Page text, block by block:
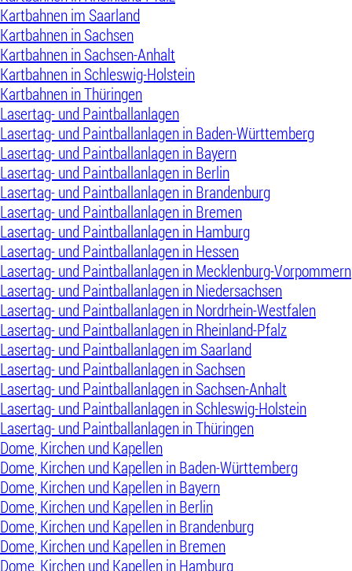
Kartbahnen im Saarland
Kartbahnen in Sachsen
Kartbahnen in Sachsen-Anhalt
Kartbahnen in Schleswig-Holstein
Kartbahnen in Thüringen
Lasertag- und Paintballanlagen
Lasertag- und Paintballanlagen in Baden-Württemberg
Lasertag- und Paintballanlagen in Bayern
Lasertag- und Paintballanlagen in Berlin
Lasertag- und Paintballanlagen in Brandenburg
Lasertag- und Paintballanlagen in Bremen
Lasertag- und Paintballanlagen in Hamburg
Lasertag- und Paintballanlagen in Hessen
Lasertag- und Paintballanlagen in Mecklenburg-Vorpommern
Lasertag- und Paintballanlagen in Niedersachsen
Lasertag- und Paintballanlagen in Nordrhein-Westfalen
Lasertag- und Paintballanlagen in Rheinland-Pfalz
Lasertag- und Paintballanlagen im Saarland
Lasertag- und Paintballanlagen in Sachsen
Lasertag- und Paintballanlagen in Sachsen-Anhalt
Lasertag- und Paintballanlagen in Schleswig-Holstein
Lasertag- und Paintballanlagen in Thüringen
Dome, Kirchen und Kapellen
Dome, Kirchen und Kapellen in Baden-Württemberg
Dome, Kirchen und Kapellen in Bayern
Dome, Kirchen und Kapellen in Berlin
Dome, Kirchen und Kapellen in Brandenburg
Dome, Kirchen und Kapellen in Bremen
Dome, Kirchen und Kapellen in Hamburg